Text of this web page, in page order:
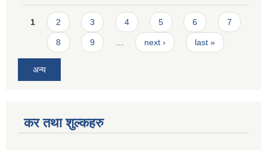
Pages
1 2 3 4 5 6 7
8 9 next › last »
अन्य
कर तथा शुल्कहरु